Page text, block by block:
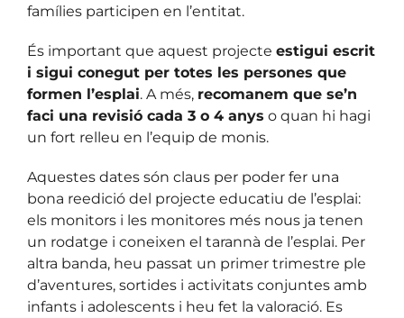
famílies participen en l’entitat.
És important que aquest projecte estigui escrit
i sigui conegut per totes les persones que
formen l’esplai. A més, recomanem que se’n
faci una revisió cada 3 o 4 anys o quan hi hagi
un fort relleu en l’equip de monis.
Aquestes dates són claus per poder fer una
bona reedició del projecte educatiu de l’esplai:
els monitors i les monitores més nous ja tenen
un rodatge i coneixen el tarannà de l’esplai. Per
altra banda, heu passat un primer trimestre ple
d’aventures, sortides i activitats conjuntes amb
infants i adolescents i heu fet la valoració. Es